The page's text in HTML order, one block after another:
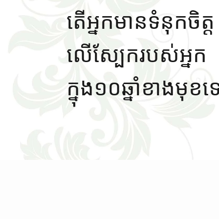
តើអ្នកមានទំនុកចិត្ត
លើស្បែករបស់អ្នក
ក្នុង១០ឆ្នាំខាងមុខទ